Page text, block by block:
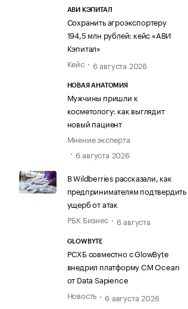
АВИ КЭПИТАЛ
Сохранить агроэкспортеру
194,5 млн рублей: кейс «АВИ
Кэпитал»
Кейс
6 августа 2026
НОВАЯ АНАТОМИЯ
Мужчины пришли к
косметологу: как выглядит
новый пациент
Мнение эксперта
6 августа 2026
В Wildberries рассказали, как
предпринимателям подтвердить
ущерб от атак
РБК Бизнес
6 августа
GLOWBYTE
РСХБ совместно с GlowByte
внедрил платформу CM Ocean
от Data Sapience
Новость
6 августа 2026